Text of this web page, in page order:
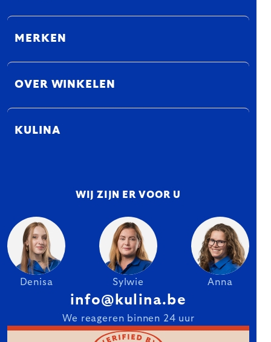
MERKEN
OVER WINKELEN
KULINA
WIJ ZIJN ER VOOR U
Denisa Sylwie Anna
info@kulina.be
We reageren binnen 24 uur